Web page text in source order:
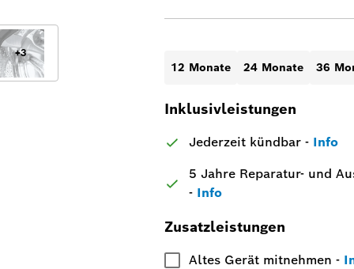
+3
12 Monate 24 Monate 36
Inklusivleistungen
Jederzeit kündbar- Info
5 Jahre Reparatur- und
- Info
Zusatzleistungen
Altes Gerät mitnehmen -